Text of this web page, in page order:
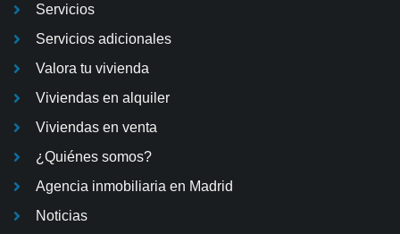
Servicios
Servicios adicionales
Valora tu vivienda
Viviendas en alquiler
Viviendas en venta
¿Quiénes somos?
Agencia inmobiliaria en Madrid
Noticias